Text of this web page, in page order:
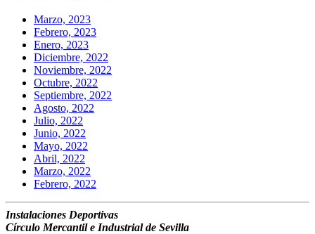
Marzo, 2023
Febrero, 2023
Enero, 2023
Diciembre, 2022
Noviembre, 2022
Octubre, 2022
Septiembre, 2022
Agosto, 2022
Julio, 2022
Junio, 2022
Mayo, 2022
Abril, 2022
Marzo, 2022
Febrero, 2022
Instalaciones Deportivas
Círculo Mercantil e Industrial de Sevilla